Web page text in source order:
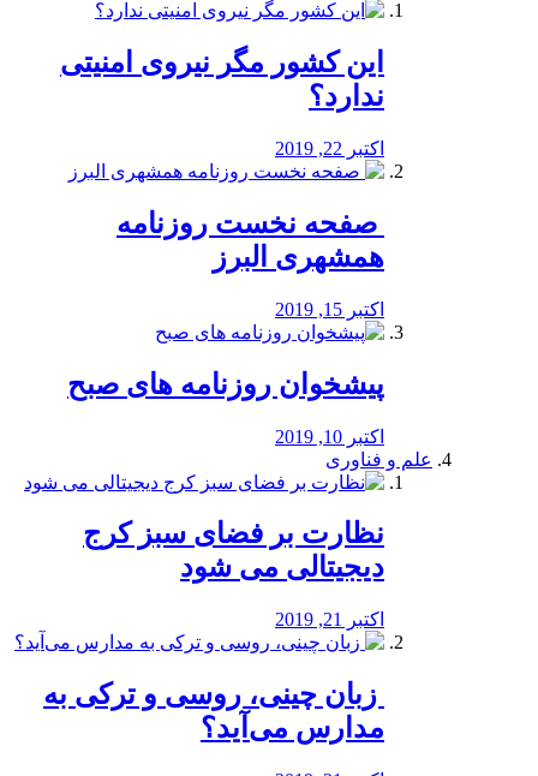
این کشور مگر نیروی امنیتی
ندارد؟
اکتبر 22, 2019
️ صفحه نخست روزنامه‌
همشهری البرز
اکتبر 15, 2019
پیشخوان روزنامه های صبح
اکتبر 10, 2019
علم و فناوری
نظارت بر فضای سبز کرج
دیجیتالی می شود
اکتبر 21, 2019
️ زبان چینی، روسی و ترکی به
مدارس می‌آید؟